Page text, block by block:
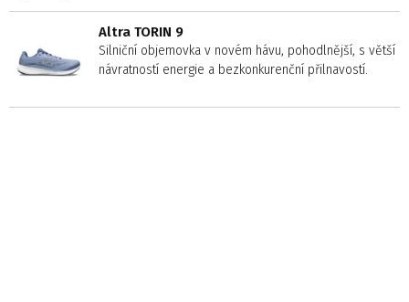
Altra TORIN 9
Silniční objemovka v novém hávu, pohodlnější, s větší
návratností energie a bezkonkurenční přilnavostí.